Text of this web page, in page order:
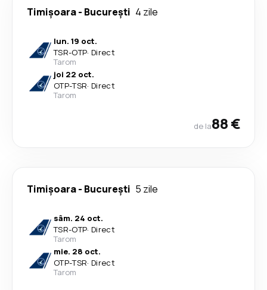
Timișoara- București 4 zile
lun. 19 oct.
TSR-OTP· Direct
Tarom
joi 22 oct.
OTP-TSR· Direct
Tarom
de la88 €
Timișoara- București 5 zile
sâm. 24 oct.
TSR-OTP· Direct
Tarom
mie. 28 oct.
OTP-TSR· Direct
Tarom